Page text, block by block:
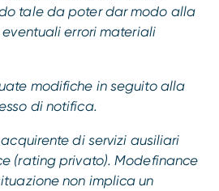
tale da poter dar modo alla
errori materiali
modifiche in seguito alla
di notifica.
di servizi ausiliari
(rating privato). Modefinance
non implica un